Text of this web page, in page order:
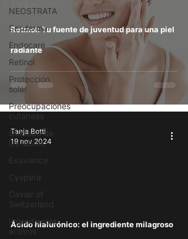
NEOSTRATA
Sesderma
Endocare
Retinol
Protección
solar
Preocupaciones
cutáneas
Cuidado de
los labios
Exuviance
Cyspera
Caviar of
Switzerland
Ingredientes
activos
Retinol: Tu fuente de juventud para una piel
radiante
Ácido hialurónico: el ingrediente milagroso
Tanja Botti
19 nov 2024